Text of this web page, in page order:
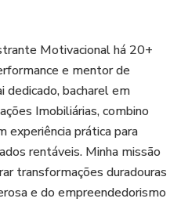
Motivacional há 20+
e mentor de
bacharel em
Imobiliárias, combino
experiência prática para
rentáveis. Minha missão
transformações duradouras
e do empreendedorismo